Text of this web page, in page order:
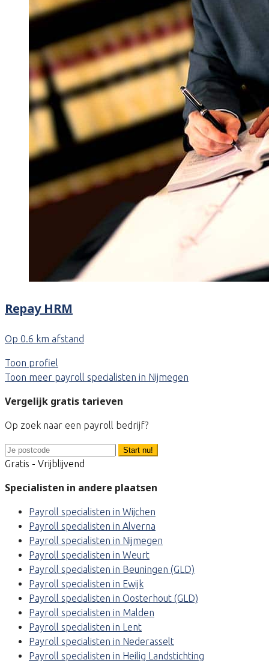
Repay HRM
Op 0.6 km afstand
Toon profiel
Toon meer payroll specialisten in Nijmegen
Vergelijk gratis tarieven
Op zoek naar een payroll bedrijf?
Start nu!
Gratis - Vrijblijvend
Specialisten in andere plaatsen
Payroll specialisten in Wijchen
Payroll specialisten in Alverna
Payroll specialisten in Nijmegen
Payroll specialisten in Weurt
Payroll specialisten in Beuningen (GLD)
Payroll specialisten in Ewijk
Payroll specialisten in Oosterhout (GLD)
Payroll specialisten in Malden
Payroll specialisten in Lent
Payroll specialisten in Nederasselt
Payroll specialisten in Heilig Landstichting